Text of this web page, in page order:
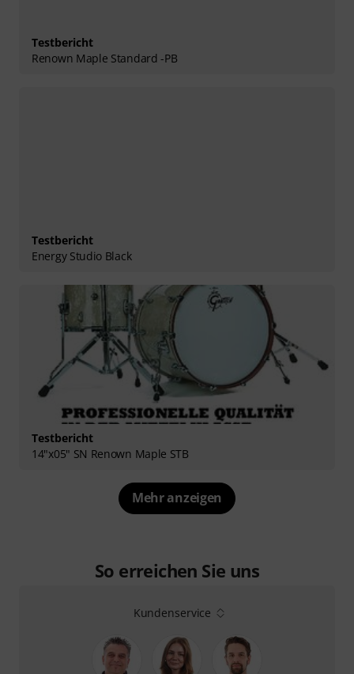
Testbericht
Renown Maple Standard -PB
Testbericht
Energy Studio Black
Testbericht
14"x05" SN Renown Maple STB
Mehr anzeigen
So erreichen Sie uns
Kundenservice